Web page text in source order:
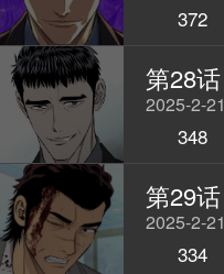
372
第28话
2025-2-21
348
第29话
2025-2-21
334